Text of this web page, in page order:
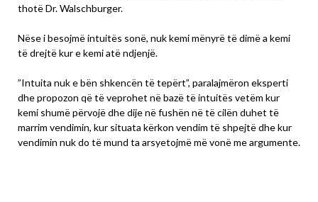
thotë Dr. Walschburger.
Nëse i besojmë intuitës sonë, nuk kemi mënyrë të dimë a kemi
të drejtë kur e kemi atë ndjenjë.
”Intuita nuk e bën shkencën të tepërt”, paralajmëron eksperti
dhe propozon që të veprohet në bazë të intuitës vetëm kur
kemi shumë përvojë dhe dije në fushën në të cilën duhet të
marrim vendimin, kur situata kërkon vendim të shpejtë dhe kur
vendimin nuk do të mund ta arsyetojmë më vonë me argumente.